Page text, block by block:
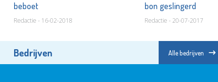
beboet
Redactie - 16-02-2018
bon geslingerd
Redactie - 20-07-2017
Bedrijven Alle bedrijven